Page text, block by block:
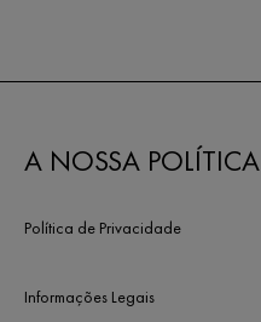
A NOSSA POLÍTICA
Política de Privacidade
Informações Legais